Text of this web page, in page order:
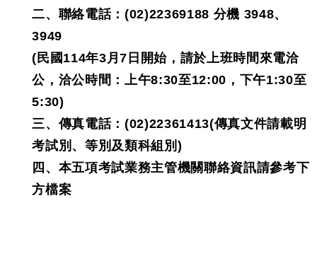
二、聯絡電話：(02)22369188 分機 3948、
3949
(民國114年3月7日開始，請於上班時間來電洽
公，洽公時間：上午8:30至12:00，下午1:30至
5:30)
三、傳真電話：(02)22361413(傳真文件請載明
考試別、等別及類科組別)
四、本五項考試業務主管機關聯絡資訊請參考下
方檔案